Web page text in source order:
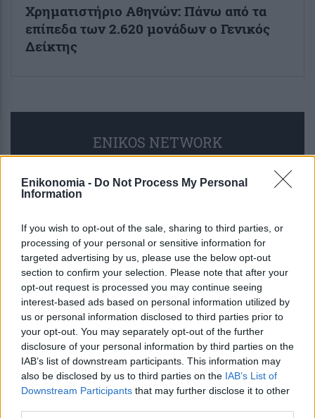
Enikonomia - Do Not Process My Personal
Information
If you wish to opt-out of the sale, sharing to third parties, or
processing of your personal or sensitive information for
targeted advertising by us, please use the below opt-out
section to confirm your selection. Please note that after your
opt-out request is processed you may continue seeing
interest-based ads based on personal information utilized by
us or personal information disclosed to third parties prior to
your opt-out. You may separately opt-out of the further
disclosure of your personal information by third parties on the
IAB’s list of downstream participants. This information may
also be disclosed by us to third parties on the IAB’s List of
Downstream Participants that may further disclose it to other
Χρηματιστήριο Αθηνών: Πάνω από τα
επίπεδα των 2.620 μονάδων ο Γενικός
Δείκτης
ENIKOS NETWORK
Φωτιά στο Στεφάνι Κορινθίας – Ηχησε
το 112 για ετοιμότητα